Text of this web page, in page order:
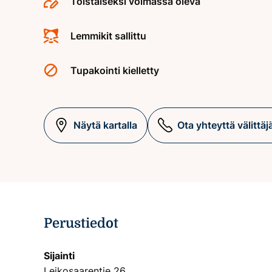
Lemmikit sallittu
Tupakointi kielletty
Näytä kartalla Ota yhteyttä
Perustiedot
Sijainti